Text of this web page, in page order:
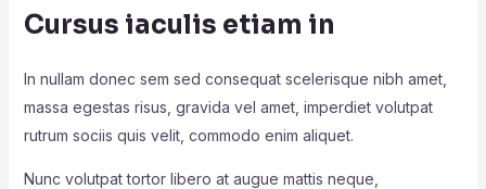
Cursus iaculis etiam in
In nullam donec sem sed consequat scelerisque nibh amet,
massa egestas risus, gravida vel amet, imperdiet volutpat
rutrum sociis quis velit, commodo enim aliquet.
Nunc volutpat tortor libero at augue mattis neque,